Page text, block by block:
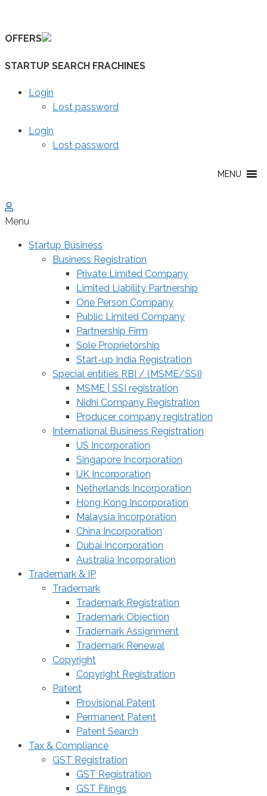
content
OFFERS
STARTUP SEARCH FRACHINES
Login
Lost password
Login
Lost password
MENU
Menu
Startup Business
Business Registration
Private Limited Company
Limited Liability Partnership
One Person Company
Public Limited Company
Partnership Firm
Sole Proprietorship
Start-up India Registration
Special entities RBI / (MSME/SSI)
MSME | SSI registration
Nidhi Company Registration
Producer company registration
International Business Registration
US Incorporation
Singapore Incorporation
UK Incorporation
Netherlands Incorporation
Hong Kong Incorporation
Malaysia Incorporation
China Incorporation
Dubai Incorporation
Australia Incorporation
Trademark & IP
Trademark
Trademark Registration
Trademark Objection
Trademark Assignment
Trademark Renewal
Copyright
Copyright Registration
Patent
Provisional Patent
Permanent Patent
Patent Search
Tax & Compliance
GST Registration
GST Registration
GST Filings